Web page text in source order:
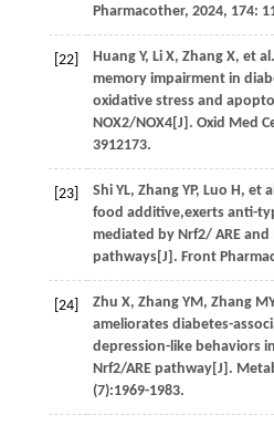
Pharmacother, 2024, 174:
[22] Huang Y, Li X, Zhang X, et al.
memory impairment in
oxidative stress and
NOX2/NOX4[J]. Oxid Med
3912173.
[23] Shi YL, Zhang YP, Luo H, et
food additive,exerts anti-
mediated by Nrf2/ ARE and
pathways[J]. Front
[24] Zhu X, Zhang YM, Zhang MY
ameliorates diabetes-
depression-like behaviors
Nrf2/ARE pathway[J].
(7):1969-1983.